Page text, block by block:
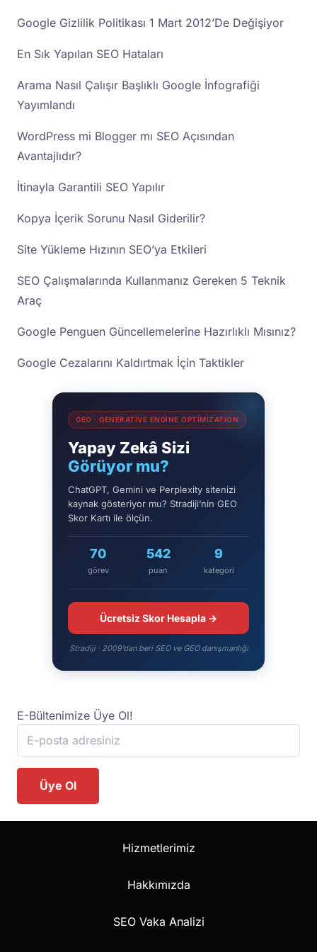
Google Gizlilik Politikası 1 Mart 2012’De Değişiyor
En Sık Yapılan SEO Hataları
Arama Nasıl Çalışır Başlıklı Google İnfografiği
Yayımlandı
WordPress mi Blogger mı SEO Açısından
Avantajlıdır?
İtinayla Garantili SEO Yapılır
Kopya İçerik Sorunu Nasıl Giderilir?
Site Yükleme Hızının SEO’ya Etkileri
SEO Çalışmalarında Kullanmanız Gereken 5 Teknik
Araç
Google Penguen Güncellemelerine Hazırlıklı Mısınız?
Google Cezalarını Kaldırtmak İçin Taktikler
GEO · GENERATIVE ENGINE OPTIMIZATION
Yapay Zekâ Sizi
Görüyor mu?
ChatGPT, Gemini ve Perplexity sitenizi
kaynak gösteriyor mu? Stradiji’nin GEO
Skor Kartı ile ölçün.
70
görev
542
puan
9
kategori
Ücretsiz Skor Hesapla →
Stradiji · 2009’dan beri SEO ve GEO danışmanlığı
E-Bültenimize Üye Ol!
Hizmetlerimiz
Hakkımızda
SEO Vaka Analizi